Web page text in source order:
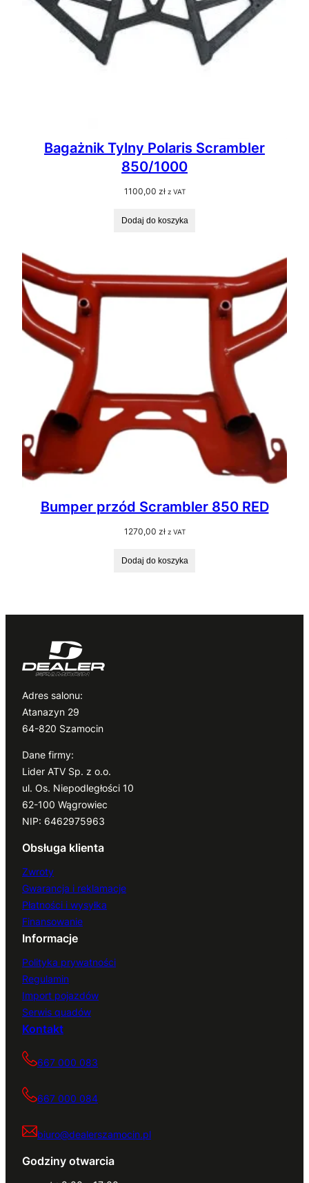
Bagażnik Tylny Polaris Scrambler
850/1000
1100,00 zł z VAT
Dodaj do koszyka
Bumper przód Scrambler 850 RED
1270,00 zł z VAT
Dodaj do koszyka
Adres salonu:
Atanazyn 29
64-820 Szamocin
Dane firmy:
Lider ATV Sp. z o.o.
ul. Os. Niepodległości 10
62-100 Wągrowiec
NIP: 6462975963
Obsługa klienta
Zwroty
Gwarancja i reklamacje
Płatności i wysyłka
Finansowanie
Informacje
Polityka prywatności
Regulamin
Import pojazdów
Serwis quadów
Kontakt
667 000 083
667 000 084
biuro@dealerszamocin.pl
Godziny otwarcia